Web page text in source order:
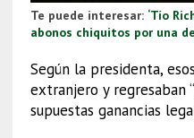
Te puede interesar: ‘Tío
abonos chiquitos por una
Según la presidenta,
extranjero y regresaban
supuestas ganancias